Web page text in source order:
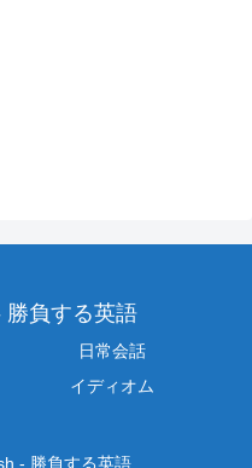
勝負する英語
日常会話
イディオム
- 勝負する英語.